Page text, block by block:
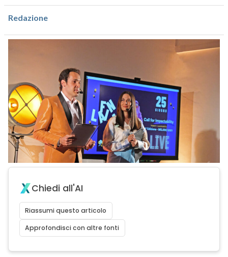
Redazione
Chiedi all'AI
Riassumi questo articolo
Approfondisci con altre fonti